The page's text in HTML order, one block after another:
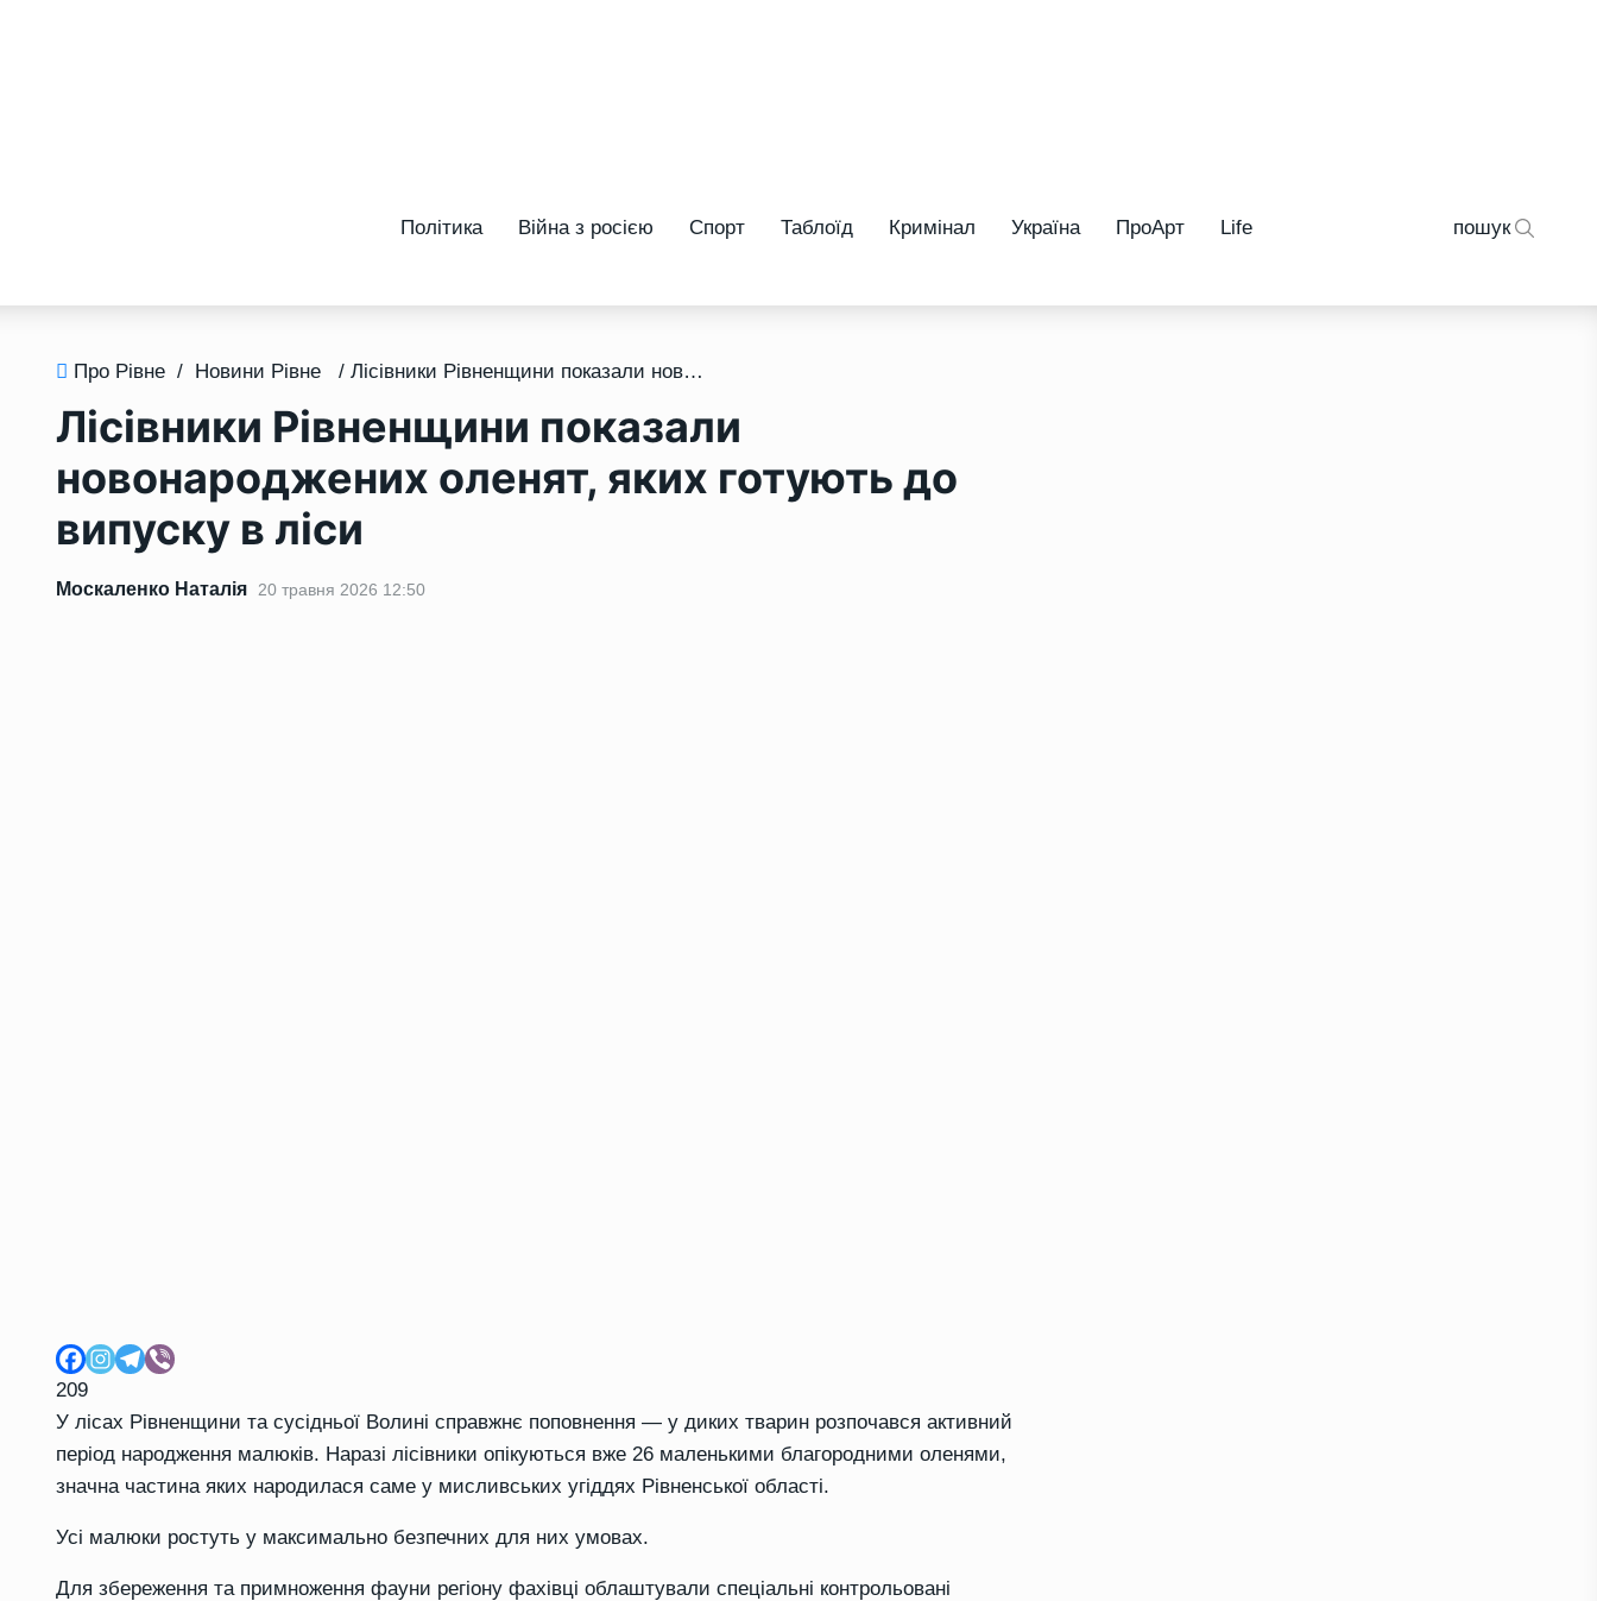
Політика Війна з росією Спорт Таблоїд Кримінал Україна ПроАрт Life пошук
Про Рівне / Новини Рівне / Лісівники Рівненщини показали новонароджених оленят, яких готують до випуску в ліси
Лісівники Рівненщини показали
новонароджених оленят, яких готують до
випуску в ліси
Москаленко Наталія 20 травня 2026 12:50
209
У лісах Рівненщини та сусідньої Волині справжнє поповнення — у диких тварин розпочався активний
період народження малюків. Наразі лісівники опікуються вже 26 маленькими благородними оленями,
значна частина яких народилася саме у мисливських угіддях Рівненської області.
Усі малюки ростуть у максимально безпечних для них умовах.
Для збереження та примноження фауни регіону фахівці облаштували спеціальні контрольовані